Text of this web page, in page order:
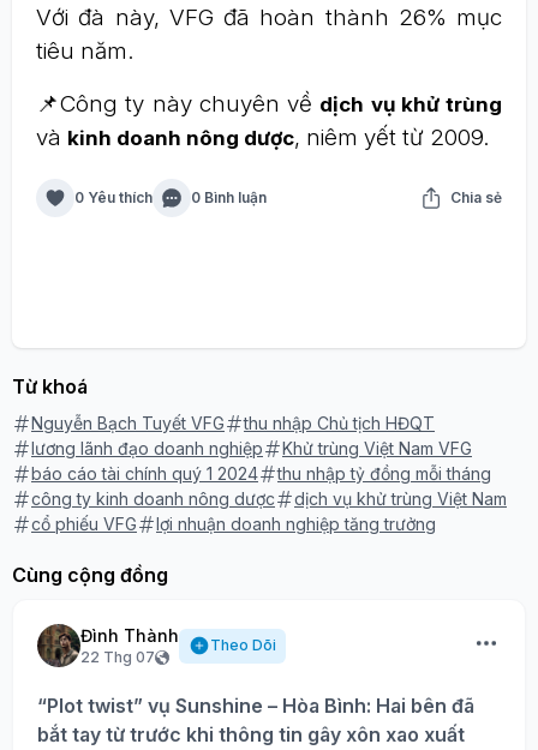
Với đà này, VFG đã hoàn thành 26% mục
tiêu năm.
📌Công ty này chuyên về dịch vụ khử trùng
và kinh doanh nông dược, niêm yết từ 2009.
0 Yêu thích 0 Bình luận Chia sẻ
Từ khoá
Nguyễn Bạch Tuyết VFG
thu nhập Chủ tịch HĐQT
lương lãnh đạo doanh nghiệp
Khử trùng Việt Nam VFG
báo cáo tài chính quý 1 2024
thu nhập tỷ đồng mỗi tháng
công ty kinh doanh nông dược
dịch vụ khử trùng Việt Nam
cổ phiếu VFG
lợi nhuận doanh nghiệp tăng trưởng
Cùng cộng đồng
Đình Thành
22 Thg 07
Theo Dõi
“Plot twist” vụ Sunshine – Hòa Bình: Hai bên đã
bắt tay từ trước khi thông tin gây xôn xao xuất